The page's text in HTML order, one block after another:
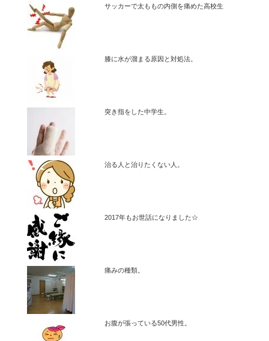
サッカーで太ももの内側を痛めた高校生
膝に水が溜まる原因と対処法。
突き指をした中学生。
治る人と治りたくない人。
2017年もお世話になりました☆
痛みの種類。
お腹が張っている50代男性。